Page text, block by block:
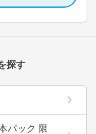
探す
パック 限